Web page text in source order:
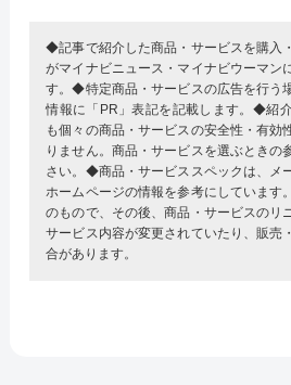
◆記事で紹介した商品・サービスを購入
がマイナビニュース・マイナビウーマン
す。◆特定商品・サービスの広告を行う
情報に「PR」表記を記載します。◆紹
も個々の商品・サービスの安全性・有効
りません。商品・サービスを選ぶときの
さい。◆商品・サービススペックは、メ
ホームページの情報を参考にしていま
のもので、その後、商品・サービスのリ
サービス内容が変更されていたり、販売
合があります。